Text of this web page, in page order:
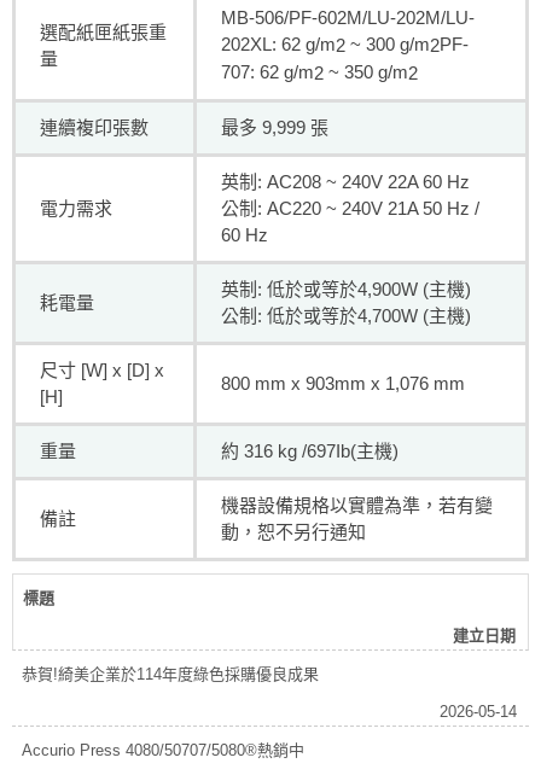
選配紙匣紙張重
量
MB-506/PF-602M/LU-202M/LU-
202XL: 62 g/m2 ~ 300 g/m2PF-
707: 62 g/m2 ~ 350 g/m2
連續複印張數 最多 9,999 張
電力需求
英制: AC208 ~ 240V 22A 60 Hz
公制: AC220 ~ 240V 21A 50 Hz /
60 Hz
耗電量
英制: 低於或等於4,900W (主機)
公制: 低於或等於4,700W (主機)
尺寸 [W] x [D] x
[H]
800 mm x 903mm x 1,076 mm
重量 約 316 kg /697Ib(主機)
備註
機器設備規格以實體為準，若有變
動，恕不另行通知
標題
建立日期
恭賀!綺美企業於114年度綠色採購優良成果
2026-05-14
Accurio Press 4080/50707/5080®熱銷中